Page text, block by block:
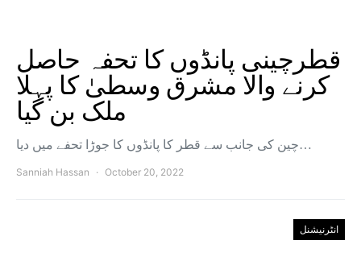
قطرچینی پانڈوں کا تحفہ حاصل
کرنے والا مشرق وسطیٰ کا پہلا
ملک بن گیا
چین کی جانب سے قطر کا پانڈوں کا جوڑا تحفے میں دیا…
Sanniah Hassan October 20, 2022
انٹرنیشنل